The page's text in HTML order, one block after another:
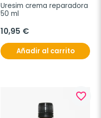
Uresim crema reparadora
50 ml
10,95 €
Añadir al carrito
favorite_border